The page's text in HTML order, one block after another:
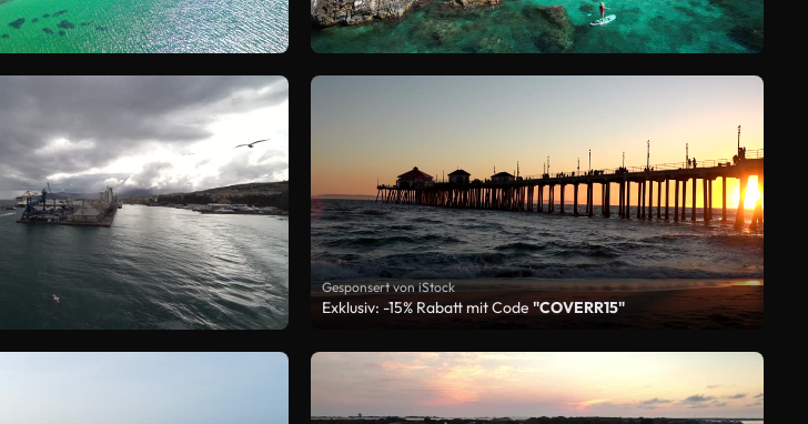
Gesponsert von iStock
Exklusiv: -15% Rabatt mit Code "COVERR15"